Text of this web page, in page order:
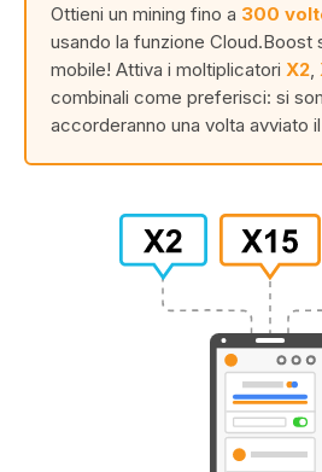
Ottieni un mining fino a 300
usando la funzione Cloud.Boost
mobile! Attiva i moltiplicatori X2
combinali come preferisci: si
accorderanno una volta avviato